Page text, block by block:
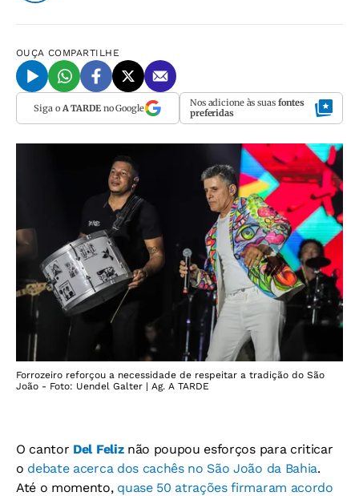
OUÇA COMPARTILHE
Siga o A TARDEno Google Nos adicione às suas fontes
preferidas
Forrozeiro reforçou a necessidade de respeitar a tradição do São
João - Foto: Uendel Galter | Ag. A TARDE
O cantor Del Feliznão poupou esforços para criticar
o debate acerca dos cachês no São João da Bahia.
Até o momento, quase 50 atrações firmaram acordo